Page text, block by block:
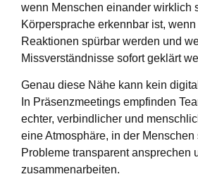
wenn Menschen einander wirklich
Körpersprache erkennbar ist,
Reaktionen spürbar werden und
Missverständnisse sofort geklärt
Genau diese Nähe kann kein
In Präsenzmeetings empfinden
echter, verbindlicher und
eine Atmosphäre, in der Menschen
Probleme transparent ansprechen
zusammenarbeiten.